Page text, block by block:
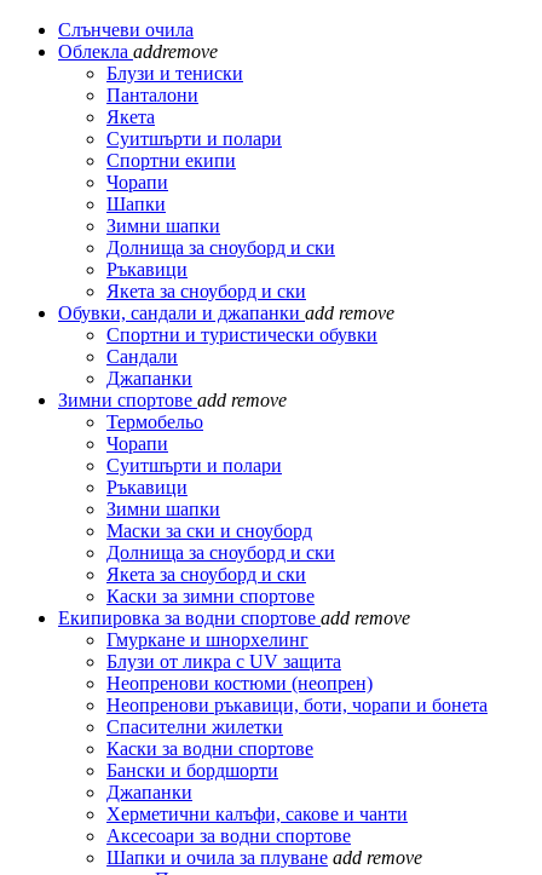
Слънчеви очила
Облекла addremove
Блузи и тениски
Панталони
Якета
Суитшърти и полари
Спортни екипи
Чорапи
Шапки
Зимни шапки
Долнища за сноуборд и ски
Ръкавици
Якета за сноуборд и ски
Обувки, сандали и джапанки add remove
Спортни и туристически обувки
Сандали
Джапанки
Зимни спортове add remove
Термобельо
Чорапи
Суитшърти и полари
Ръкавици
Зимни шапки
Маски за ски и сноуборд
Долнища за сноуборд и ски
Якета за сноуборд и ски
Каски за зимни спортове
Екипировка за водни спортове add remove
Гмуркане и шнорхелинг
Блузи от ликра с UV защита
Неопренови костюми (неопрен)
Неопренови ръкавици, боти, чорапи и бонета
Спасителни жилетки
Каски за водни спортове
Бански и бордшорти
Джапанки
Херметични калъфи, сакове и чанти
Аксесоари за водни спортове
Шапки и очила за плуване add remove